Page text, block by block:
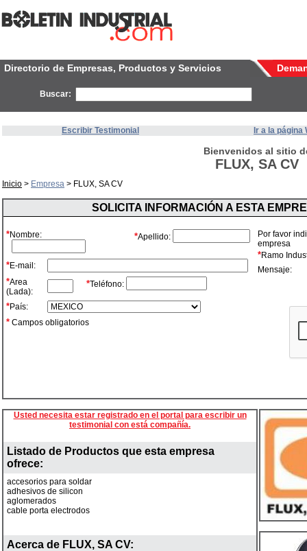
Directorio de Empresas, Productos y Servicios
Buscar:
Escribir Testimonial Ir a la página
Bienvenidos al sitio
FLUX, SA CV
Inicio > Empresa > FLUX, SA CV
SOLICITA INFORMACIÓN A ESTA
*Nombre: *Apellido:
*E-mail:
*Area
(Lada):
*Teléfono:
*País:
* Campos obligatorios
Por favor
empresa
*Ramo
Mensaje:
Usted necesita estar registrado en el portal para escribir un
testimonial con está compañía.
Listado de Productos que esta empresa
ofrece:
accesorios para soldar
adhesivos de silicon
aglomerados
cable porta electrodos
Acerca de FLUX, SA CV: